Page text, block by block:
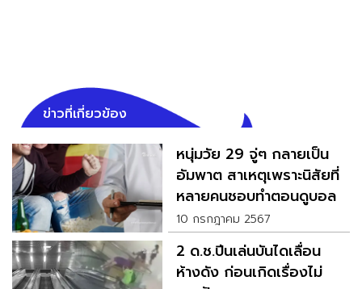
ข่าวที่เกี่ยวข้อง
หนุ่มวัย 29 จู่ๆ กลายเป็น
อัมพาต สาเหตุเพราะนิสัยที่
หลายคนชอบทำตอนดูบอล
10 กรกฎาคม 2567
2 ด.ช.ปีนเล่นบันไดเลื่อน
ห้างดัง ก่อนเกิดเรื่องไม่